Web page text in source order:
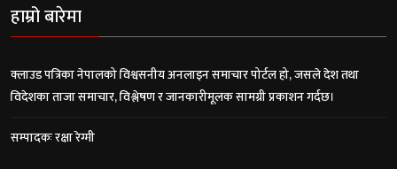
हाम्रो बारेमा
क्लाउड पत्रिका नेपालको विश्वसनीय अनलाइन समाचार पोर्टल हो, जसले देश तथा
विदेशका ताजा समाचार, विश्लेषण र जानकारीमूलक सामग्री प्रकाशन गर्दछ।
सम्पादकः रक्षा रेग्मी